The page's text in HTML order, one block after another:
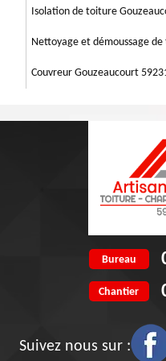
La résine polyuréthane est
Isolation de toiture
Nettoyage et démoussage
Couvreur Gouzeaucourt
Bureau
Chantier
Suivez nous sur :